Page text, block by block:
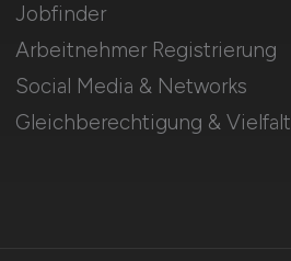
Jobfinder
Arbeitnehmer Registrierung
Social Media & Networks
Gleichberechtigung & Vielfalt